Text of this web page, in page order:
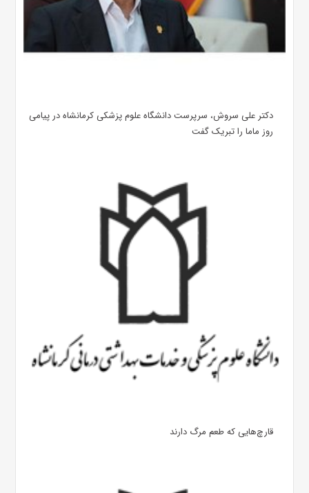
دکتر علی سروش، سرپرست دانشگاه علوم پزشکی کرمانشاه در پیامی
روز ماما را تبریک گفت
قارچ‌هایی که طعم مرگ دارند